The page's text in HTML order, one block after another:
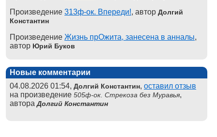
Произведение 313ф-ок. Впереди!, автор Долгий
Константин
Произведение Жизнь прОжита, занесена в анналы,
автор Юрий Буков
Новые комментарии
04.08.2026 01:54, Долгий Константин, оставил отзыв
на произведение 505ф-ок. Стрекоза без Муравья,
автораДолгий Константин